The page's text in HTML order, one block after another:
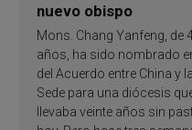
nuevo obispo
Mons. Chang Yanfeng, de
años, ha sido nombrado
del Acuerdo entre China y
Sede para una diócesis
llevaba veinte años sin